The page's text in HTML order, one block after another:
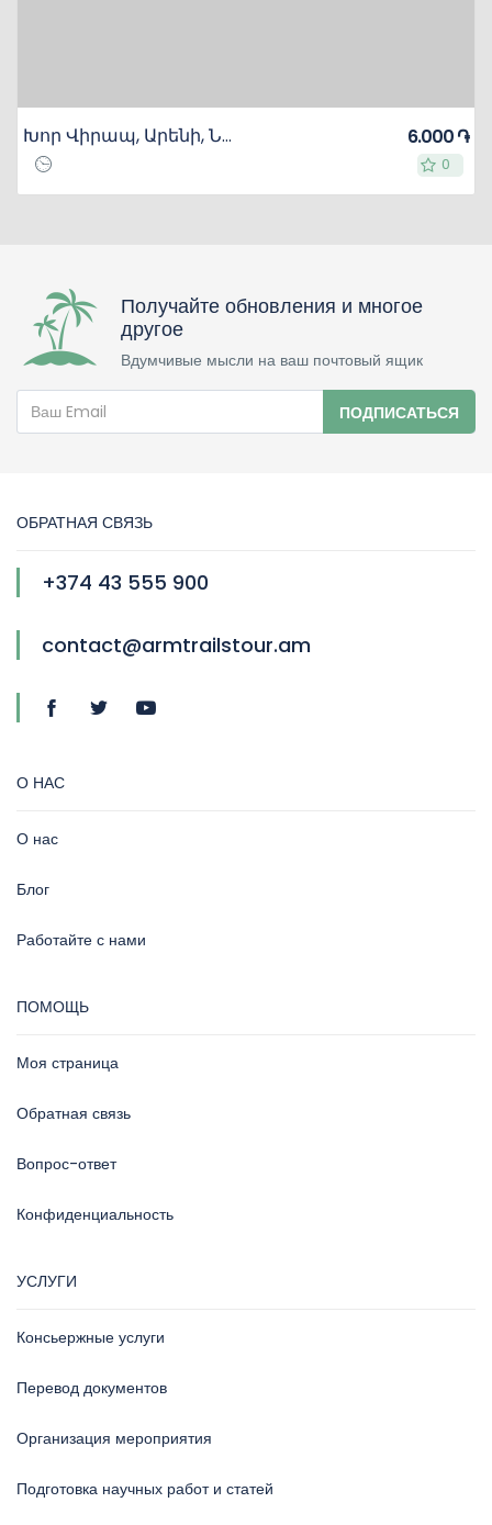
Խոր Վիրապ, Արենի, Նորավանք
0
0
6.000 ֏
Получайте обновления и многое
другое
Вдумчивые мысли на ваш почтовый ящик
ПОДПИСАТЬСЯ
ОБРАТНАЯ СВЯЗЬ
+374 43 555 900
contact@armtrailstour.am
О НАС
О нас
Блог
Работайте с нами
ПОМОЩЬ
Моя страница
Обратная связь
Вопрос-ответ
Конфиденциальность
УСЛУГИ
Консьержные услуги
Перевод документов
Организация мероприятия
Подготовка научных работ и статей